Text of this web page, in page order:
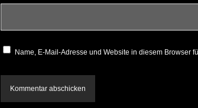
Name, E-Mail-Adresse und Website in diesem Browser